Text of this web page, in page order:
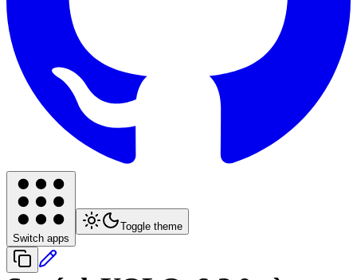
Switch apps
Toggle theme